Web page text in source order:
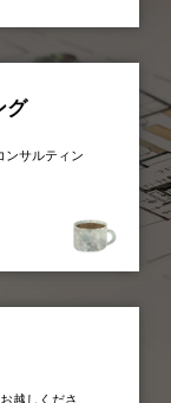
グ
ンサルティン
越しくださ